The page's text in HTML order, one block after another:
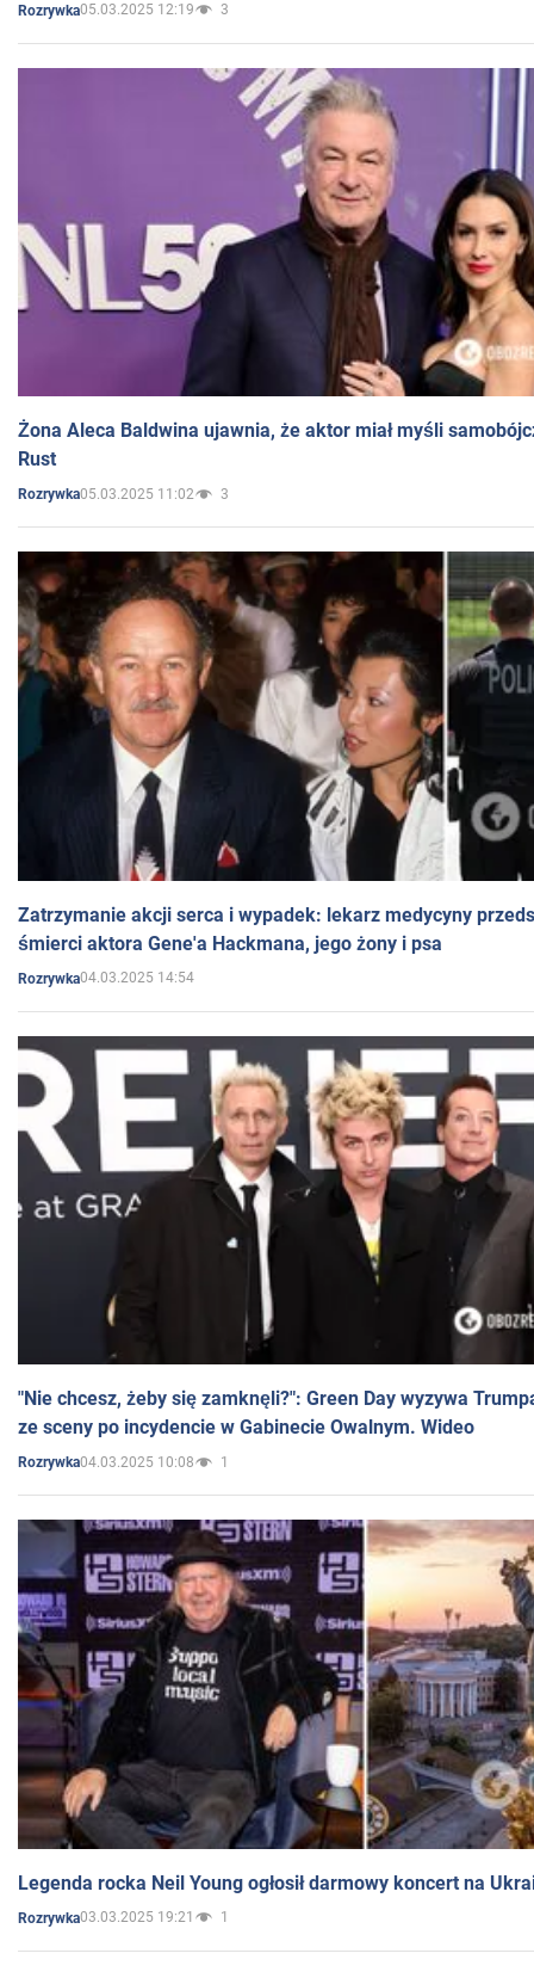
Rozrywka05.03.2025 12:19 3
Żona Aleca Baldwina ujawnia, że aktor miał myśli
Rust
Rozrywka05.03.2025 11:02 3
Zatrzymanie akcji serca i wypadek: lekarz medycyny
śmierci aktora Gene'a Hackmana, jego żony i psa
Rozrywka04.03.2025 14:54
"Nie chcesz, żeby się zamknęli?": Green Day wyzywa
ze sceny po incydencie w Gabinecie Owalnym. Wideo
Rozrywka04.03.2025 10:08 1
Legenda rocka Neil Young ogłosił darmowy koncert na
Rozrywka03.03.2025 19:21 1